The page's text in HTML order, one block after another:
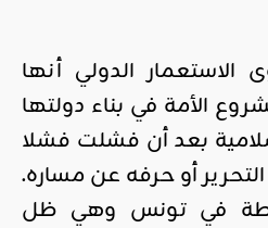
الدولي أنها
الأمة في بناء دولتها
بعد أن فشلت فشلا
أو حرفه عن مساره.
في تونس وهي ظل